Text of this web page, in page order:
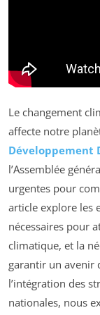
Le changement
affecte notre
Développement
l’Assemblée
urgentes pour
article explore les
nécessaires pour
climatique, et la
garantir un avenir
l’intégration des
nationales, nous